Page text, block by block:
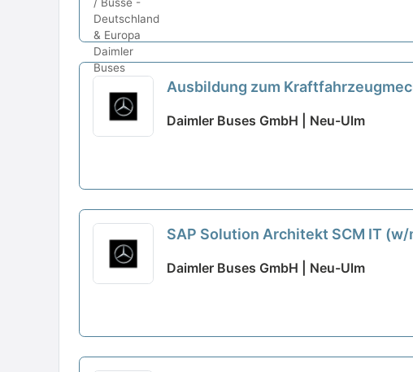
Ausbildung zum
Neu-Ulm, Ausbildungsbeginn
Daimler Buses GmbH | Neu-Ulm
SAP Solution Architekt SCM IT
Daimler Buses GmbH | Neu-Ulm